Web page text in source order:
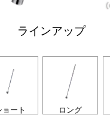
ラインアップ
ョート ロング